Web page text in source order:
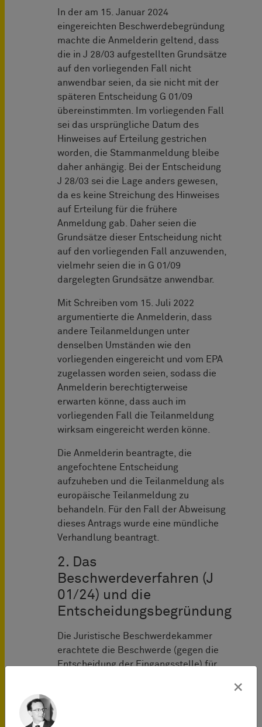
In der am 15. Januar 2024
eingereichten Beschwerdebegründung
machte die Anmelderin geltend, dass
die in J 28/03 aufgestellten Grundsätze
auf den vorliegenden Fall nicht
anwendbar seien, da sie nicht mit der
späteren Entscheidung G 01/09
übereinstimmten. Im vorliegenden Fall
sei das ursprüngliche Datum des
Hinweises auf Erteilung gestrichen
worden, die Stammanmeldung bleibe
daher anhängig. Bei der Entscheidung
J 28/03 sei die Lage anders gewesen,
da es keine Streichung des Hinweises
auf Erteilung für die frühere
Anmeldung gab. Daher seien die
Grundsätze dieser Entscheidung nicht
auf den vorliegenden Fall anzuwenden,
vielmehr seien die in G 01/09
dargelegten Grundsätze anwendbar.
Mit Schreiben vom 15. Juli 2022
argumentierte die Anmelderin, dass
andere Teilanmeldungen unter
denselben Umständen wie den
vorliegenden eingereicht und vom EPA
zugelassen worden seien, sodass die
Anmelderin berechtigterweise
erwarten könne, dass auch im
vorliegenden Fall die Teilanmeldung
wirksam eingereicht werden könne.
Die Anmelderin beantragte, die
angefochtene Entscheidung
aufzuheben und die Teilanmeldung als
europäische Teilanmeldung zu
behandeln. Für den Fall der Abweisung
dieses Antrags wurde eine mündliche
Verhandlung beantragt.
2. Das
Beschwerdeverfahren (J
01/24) und die
Entscheidungsbegründung
Die Juristische Beschwerdekammer
erachtete die Beschwerde (gegen die
Entscheidung der Eingangsstelle) für
×